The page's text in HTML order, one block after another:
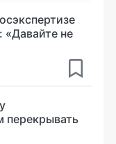
не
перекрывать